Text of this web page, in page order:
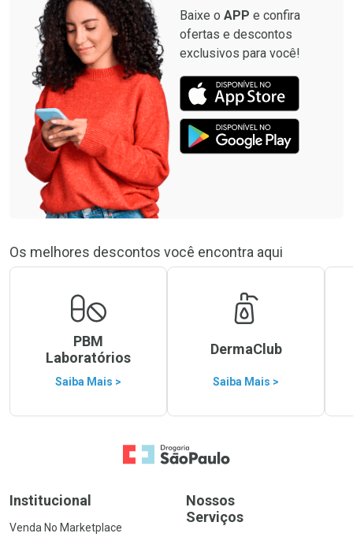
Baixe o APP e confira
ofertas e descontos
exclusivos para você!
Os melhores descontos você encontra aqui
PBM
Laboratórios
Saiba Mais >
DermaClub
Saiba Mais >
Ir para a Home
Institucional
Venda No Marketplace
Nossos
Serviços